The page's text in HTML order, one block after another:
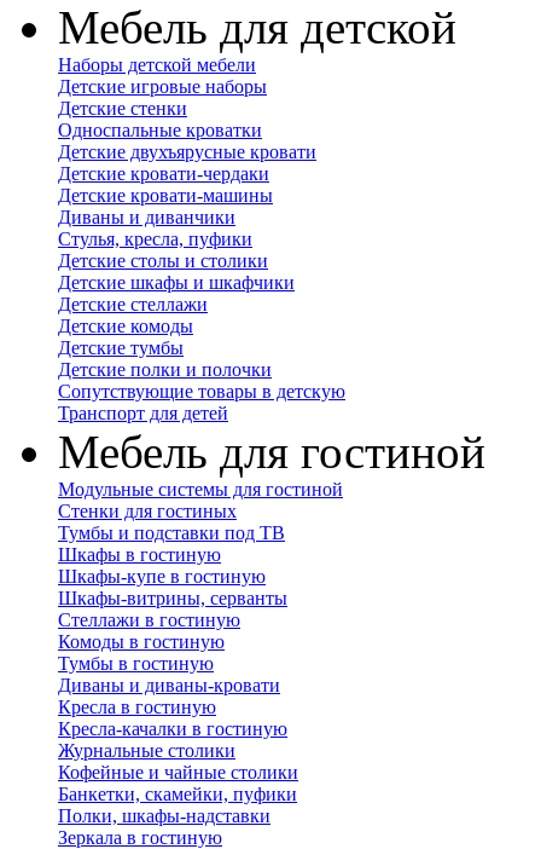
Мебель для детской
Наборы детской мебели
Детские игровые наборы
Детские стенки
Односпальные кроватки
Детские двухъярусные кровати
Детские кровати-чердаки
Детские кровати-машины
Диваны и диванчики
Стулья, кресла, пуфики
Детские столы и столики
Детские шкафы и шкафчики
Детские стеллажи
Детские комоды
Детские тумбы
Детские полки и полочки
Сопутствующие товары в детскую
Транспорт для детей
Мебель для гостиной
Модульные системы для гостиной
Стенки для гостиных
Тумбы и подставки под ТВ
Шкафы в гостиную
Шкафы-купе в гостиную
Шкафы-витрины, серванты
Стеллажи в гостиную
Комоды в гостиную
Тумбы в гостиную
Диваны и диваны-кровати
Кресла в гостиную
Кресла-качалки в гостиную
Журнальные столики
Кофейные и чайные столики
Банкетки, скамейки, пуфики
Полки, шкафы-надставки
Зеркала в гостиную